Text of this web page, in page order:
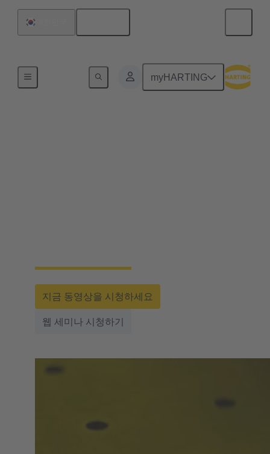
myHARTING
지금 동영상을 시청하세요
웹 세미나 시청하기